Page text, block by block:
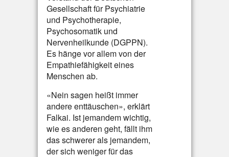
Gesellschaft für Psychiatrie
und Psychotherapie,
Psychosomatik und
Nervenheilkunde (DGPPN).
Es hänge vor allem von der
Empathiefähigkeit eines
Menschen ab.
«Nein sagen heißt immer
andere enttäuschen», erklärt
Falkai. Ist jemandem wichtig,
wie es anderen geht, fällt ihm
das schwerer als jemandem,
der sich weniger für das